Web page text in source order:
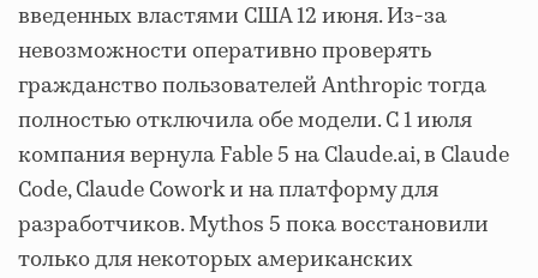
введенных властями США 12 июня. Из-за
невозможности оперативно проверять
гражданство пользователей Anthropic тогда
полностью отключила обе модели. С 1 июля
компания вернула Fable 5 на Claude.ai, в Claude
Code, Claude Cowork и на платформу для
разработчиков. Mythos 5 пока восстановили
только для некоторых американских